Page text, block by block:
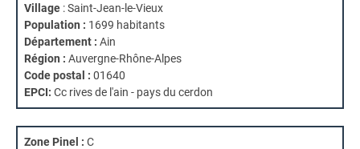
Village : Saint-Jean-le-Vieux
Population : 1699 habitants
Département : Ain
Région : Auvergne-Rhône-Alpes
Code postal : 01640
EPCI: Cc rives de l'ain - pays du cerdon
Zone Pinel : C